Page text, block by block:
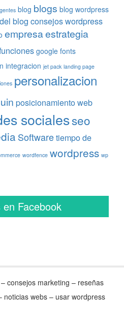
blog blogs blog wordpress
blog consejos wordpress
empresaestrategia
google fonts
integracion jet pack landing page
personalizacion
posicionamiento web
socialesseo
Softwaretiempo de
wordfence wordpress wp
en Facebook
consejos marketing – reseñas
noticias webs – usar wordpress